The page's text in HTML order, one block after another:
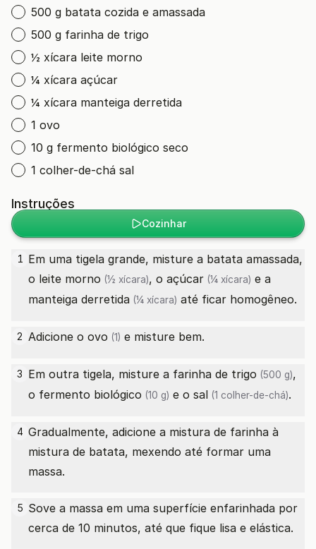
500 g batata cozida e amassada
500 g farinha de trigo
½ xícara leite morno
¼ xícara açúcar
¼ xícara manteiga derretida
1 ovo
10 g fermento biológico seco
1 colher-de-chá sal
Instruções
Cozinhar
1 Em uma tigela grande, misture a batata amassada,
o leite morno (½ xícara), o açúcar (¼ xícara) e a
manteiga derretida (¼ xícara) até ficar homogêneo.
2 Adicione o ovo (1) e misture bem.
3 Em outra tigela, misture a farinha de trigo (500 g),
o fermento biológico (10 g) e o sal (1 colher-de-chá).
4 Gradualmente, adicione a mistura de farinha à
mistura de batata, mexendo até formar uma
massa.
5 Sove a massa em uma superfície enfarinhada por
cerca de 10 minutos, até que fique lisa e elástica.